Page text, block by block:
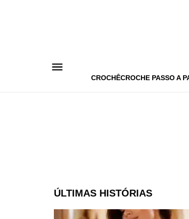
CROCHÊCROCHE PASSO A
ÚLTIMAS HISTÓRIAS